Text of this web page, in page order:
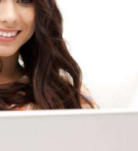
24h đối với các giao dịch
sang nhà cung cấp nước ngoài
Bitcoin khai thác thành công
khoảng cách giữa các
đang trong giai đoạn tích
Nhà đầu tư nên tránh
và chờ đợi tín hiệu rõ ràng hơn
từ tháng 4 với 1 tỷ USD)